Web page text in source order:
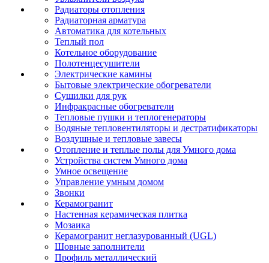
Радиаторы отопления
Радиаторная арматура
Автоматика для котельных
Теплый пол
Котельное оборудование
Полотенцесушители
Электрические камины
Бытовые электрические обогреватели
Сушилки для рук
Инфракрасные обогреватели
Тепловые пушки и теплогенераторы
Водяные тепловентиляторы и дестратификаторы
Воздушные и тепловые завесы
Отопление и теплые полы для Умного дома
Устройства систем Умного дома
Умное освещение
Управление умным домом
Звонки
Керамогранит
Настенная керамическая плитка
Мозаика
Керамогранит неглазурованный (UGL)
Шовные заполнители
Профиль металлический